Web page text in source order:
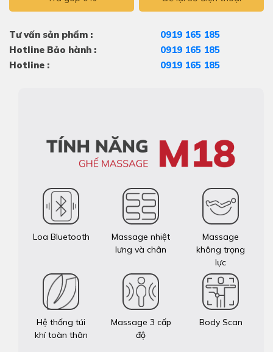
Tư vấn sản phẩm :
0919 165 185
Hotline Bảo hành :
0919 165 185
Hotline :
0919 165 185
Loa Bluetooth
Massage nhiệt
lưng và chân
Massage
không trọng
lực
Hệ thống túi
khí toàn thân
Massage 3 cấp
độ
Body Scan